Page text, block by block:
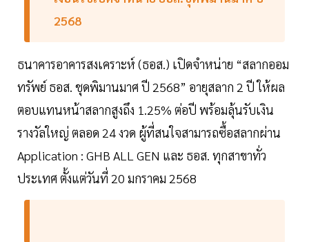
2568
ธนาคารอาคารสงเคราะห์ (ธอส.) เปิดจำหน่าย “สลากออม
ทรัพย์ ธอส. ชุดพิมานมาศ ปี 2568” อายุสลาก 2 ปี ให้ผล
ตอบแทนหน้าสลากสูงถึง 1.25% ต่อปี พร้อมลุ้นรับเงิน
รางวัลใหญ่ ตลอด 24 งวด ผู้ที่สนใจสามารถซื้อสลากผ่าน
Application : GHB ALL GEN และ ธอส. ทุกสาขาทั่ว
ประเทศ ตั้งแต่วันที่ 20 มกราคม 2568